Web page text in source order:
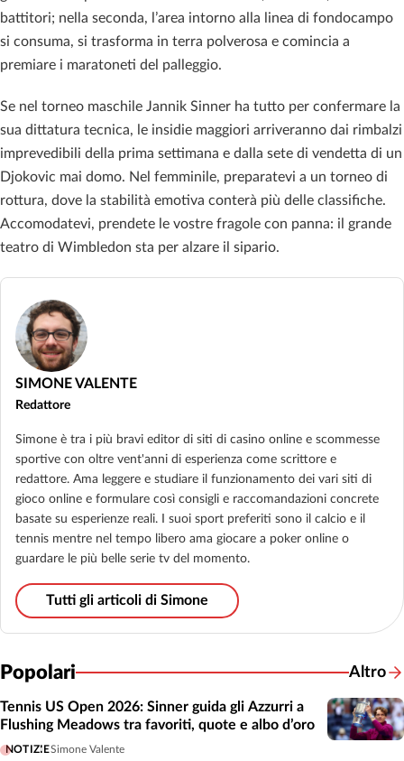
battitori; nella seconda, l’area intorno alla linea di fondocampo
si consuma, si trasforma in terra polverosa e comincia a
premiare i maratoneti del palleggio.
Se nel torneo maschile Jannik Sinner ha tutto per confermare la
sua dittatura tecnica, le insidie maggiori arriveranno dai rimbalzi
imprevedibili della prima settimana e dalla sete di vendetta di un
Djokovic mai domo. Nel femminile, preparatevi a un torneo di
rottura, dove la stabilità emotiva conterà più delle classifiche.
Accomodatevi, prendete le vostre fragole con panna: il grande
teatro di Wimbledon sta per alzare il sipario.
SIMONE VALENTE
Redattore
Simone è tra i più bravi editor di siti di casino online e scommesse
sportive con oltre vent'anni di esperienza come scrittore e
redattore. Ama leggere e studiare il funzionamento dei vari siti di
gioco online e formulare così consigli e raccomandazioni concrete
basate su esperienze reali. I suoi sport preferiti sono il calcio e il
tennis mentre nel tempo libero ama giocare a poker online o
guardare le più belle serie tv del momento.
Tutti gli articoli di Simone
Popolari Altro
Tennis US Open 2026: Sinner guida gli Azzurri a
Flushing Meadows tra favoriti, quote e albo d’oro
NOTIZIESimone Valente